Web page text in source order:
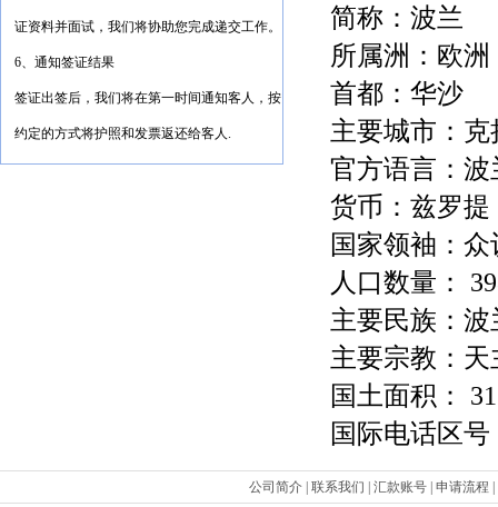
证资料并面试，我们将协助您完成递交工作。
6、通知签证结果
签证出签后，我们将在第一时间通知客人，按
约定的方式将护照和发票返还给客人.
简称： 波兰
所属洲： 欧洲
首都： 华沙
主要城市： 克
官方语言： 波
货币： 兹罗提
国家领袖： 众
人口数量：
主要民族： 波
主要宗教： 天
国土面积：
国际电话区号
公司简介 联系我们 汇款账号 申请流程